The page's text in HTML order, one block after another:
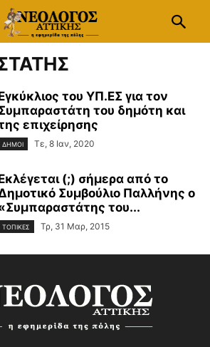
του ΥΠ.ΕΣ για τον
του δημότη και
επιχείρησης
ΔΗΜΟΙ Τε, 8 Ιαν, 2020
(;) σήμερα από το
Συμβούλιο Παλλήνης ο
του...
ΤΟΠΙΚΕΣ Τρ, 31 Μαρ, 2015